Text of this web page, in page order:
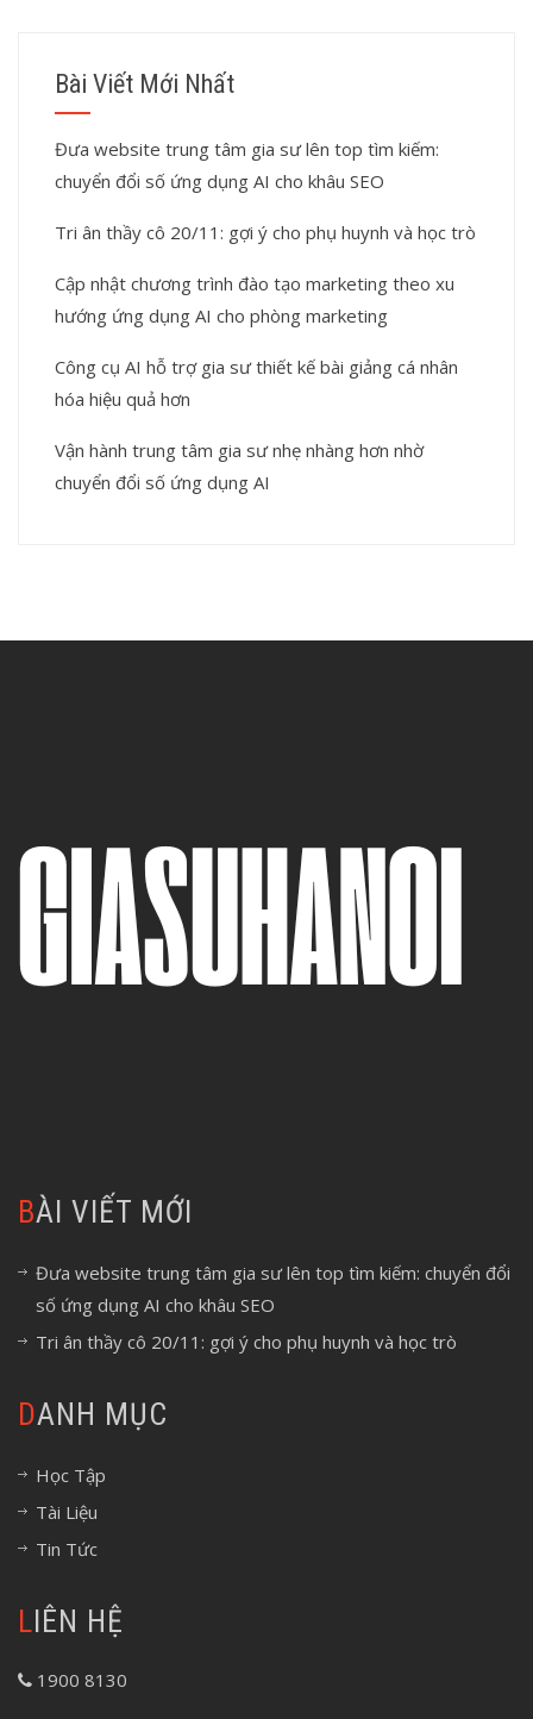
Bài Viết Mới Nhất
Đưa website trung tâm gia sư lên top tìm kiếm:
chuyển đổi số ứng dụng AI cho khâu SEO
Tri ân thầy cô 20/11: gợi ý cho phụ huynh và học trò
Cập nhật chương trình đào tạo marketing theo xu
hướng ứng dụng AI cho phòng marketing
Công cụ AI hỗ trợ gia sư thiết kế bài giảng cá nhân
hóa hiệu quả hơn
Vận hành trung tâm gia sư nhẹ nhàng hơn nhờ
chuyển đổi số ứng dụng AI
BÀI VIẾT MỚI
Đưa website trung tâm gia sư lên top tìm kiếm: chuyển đổi
số ứng dụng AI cho khâu SEO
Tri ân thầy cô 20/11: gợi ý cho phụ huynh và học trò
DANH MỤC
Học Tập
Tài Liệu
Tin Tức
LIÊN HỆ
1900 8130